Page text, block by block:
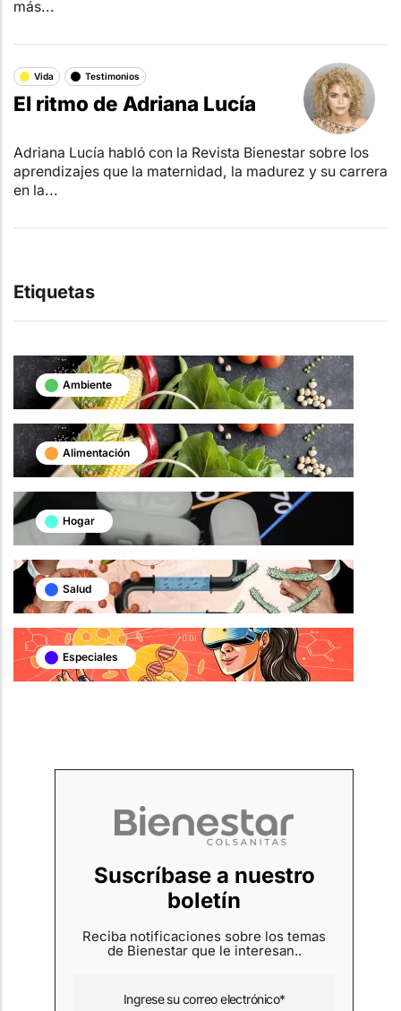
más...
Vida Testimonios
El ritmo de Adriana Lucía
Adriana Lucía habló con la Revista Bienestar sobre los
aprendizajes que la maternidad, la madurez y su carrera
en la...
Etiquetas
Ambiente
Alimentación
Hogar
Salud
Especiales
Suscríbase a nuestro
boletín
Reciba notificaciones sobre los temas
de Bienestar que le interesan..